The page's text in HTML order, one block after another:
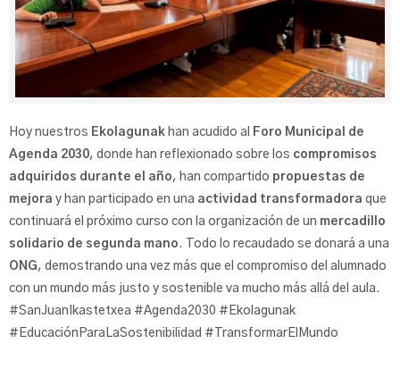
Hoy nuestros Ekolagunak han acudido al
Foro Municipal de
Agenda 2030, donde han reflexionado sobre los compromisos
adquiridos durante el año, han compartido propuestas de
mejora y han participado en una actividad transformadora que
continuará el próximo curso con la organización de un mercadillo
solidario de segunda mano. Todo lo recaudado se donará a una
ONG, demostrando una vez más que el compromiso del alumnado
con un mundo más justo y sostenible va mucho más allá del aula.
#SanJuanIkastetxea #Agenda2030 #Ekolagunak
#EducaciónParaLaSostenibilidad #TransformarElMundo